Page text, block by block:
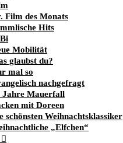
Film des Monats
Hits
Mobilität
glaubst du?
mal so
nachgefragt
Jahre Mauerfall
mit Doreen
schönsten Weihnachtsklassiker
„Elfchen“